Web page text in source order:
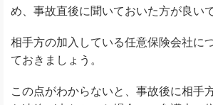
め、事故直後に聞いておいた方が良いで
相手方の加入している任意保険会社に
ておきましょう。
この点がわからないと、事故後に相手